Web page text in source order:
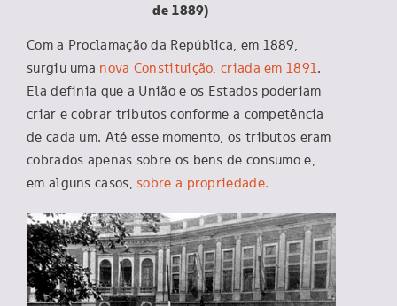
de 1889)
Com a Proclamação da República, em 1889,
surgiu uma nova Constituição, criada em 1891.
Ela definia que a União e os Estados poderiam
criar e cobrar tributos conforme a competência
de cada um. Até esse momento, os tributos eram
cobrados apenas sobre os bens de consumo e,
em alguns casos, sobre a propriedade.